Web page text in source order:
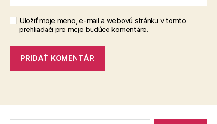
Uložiť moje meno, e-mail a webovú stránku v tomto
prehliadači pre moje budúce komentáre.